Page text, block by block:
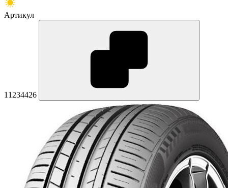
Артикул
11234426